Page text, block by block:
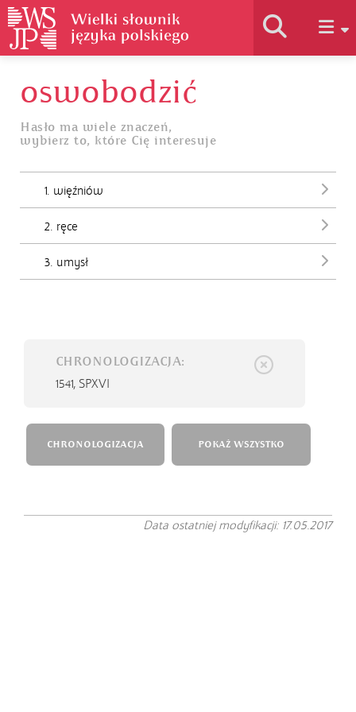
Historia słownika
Jak korzystać
oswobodzić
Hasło ma wiele znaczeń,
wybierz to, które Cię interesuje
1. więźniów
2. ręce
3. umysł
CHRONOLOGIZACJA:
1541, SPXVI
CHRONOLOGIZACJA POKAŻ WSZYSTKO
Data ostatniej modyfikacji: 17.05.2017